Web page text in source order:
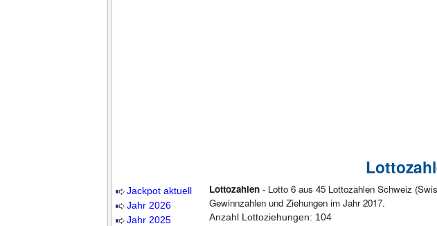
Jackpot aktuell
Jahr 2026
Jahr 2025
Lottozahlen - Lotto 6 aus 45 Lottozahlen Schweiz
Gewinnzahlen und Ziehungen im Jahr 2017.
Anzahl Lottoziehungen: 104